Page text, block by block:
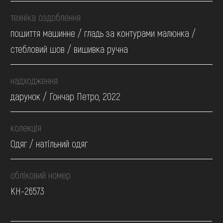
техніка оздоблення
пошиття машинне / гладь за контурами малюнка /
стебловий шов / вишивка ручна
надходження
дарунок / Гончар Петро, 2022
колекція
Одяг / натільний одяг
обліковий номер
КН-26573